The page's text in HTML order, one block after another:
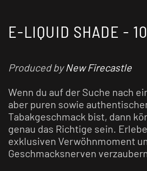
E-LIQUID SHADE - 10
Produced byNew Firecastle
Wenn du auf der Suche nach
aber puren sowie
Tabakgeschmack bist, dann
genau das Richtige sein.
exklusiven Verwöhnmoment
Geschmacksnerven